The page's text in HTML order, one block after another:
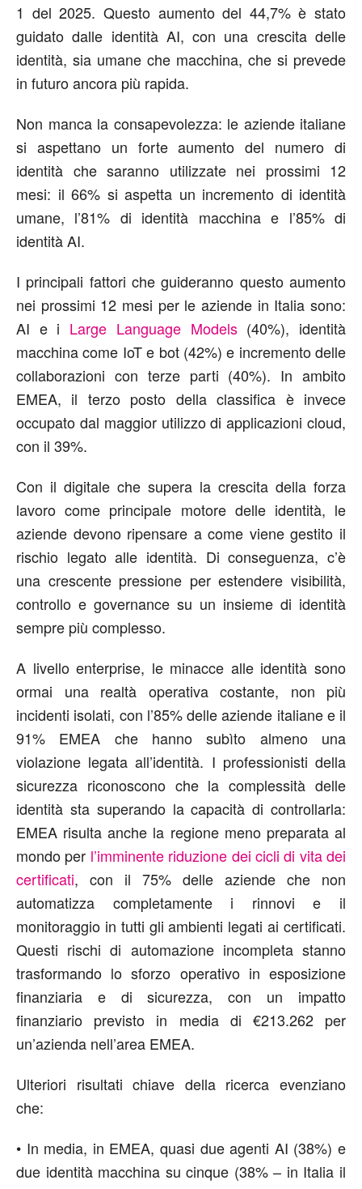
1 del 2025. Questo aumento del 44,7% è stato
guidato dalle identità AI,con una crescitadelle
identità, sia umane che macchina, che si prevede
in futuroancora più rapida.
Non manca la consapevolezza: le aziende italiane
si aspettano un forte aumento del numero di
identità che saranno utilizzatenei prossimi 12
mesi: il 66% si aspetta un incremento di identità
umane, l’81% di identità macchinae l’85%di
identità AI.
I principali fattori che guideranno questoaumento
nei prossimi 12 mesi per le aziende in Italia sono:
AI e i Large Language Models (40%), identità
macchina come IoT e bot (42%) e incremento delle
collaborazioni con terze parti (40%). Inambito
EMEA, il terzo posto della classifica èinvece
occupato dal maggior utilizzo di applicazioni cloud,
con il 39%.
Con il digitale che supera la crescita della forza
lavoro come principale motore delle identità, le
aziende devono ripensare a come viene gestito il
rischio legato alle identità. Di conseguenza, c’è
una crescente pressione per estendere visibilità,
controllo e governance su un insieme di identità
sempre più complesso.
A livello enterprise, le minacce alle identità sono
ormai una realtà operativa costante, non più
incidenti isolati, con l’85% delle aziende italiane e il
91% EMEA che hanno subìto almenouna
violazione legata all’identità. I professionisti della
sicurezza riconoscono che la complessità delle
identità sta superandola capacità di controllarla:
EMEA risulta anche la regione meno preparata al
mondo per l’imminente riduzione dei cicli di vita dei
certificati, con il 75% delle aziende che non
automatizza completamente i rinnovi e il
monitoraggio in tutti gli ambienti legati aicertificati.
Questi rischi di automazione incompleta stanno
trasformando lo sforzo operativo in esposizione
finanziaria e di sicurezza, con un impatto
finanziario previsto in media di €213.262 per
un’azienda nell’area EMEA.
Ulteriori risultati chiave della ricerca evenziano
che:
• In media, in EMEA, quasi due agenti AI (38%)e
due identità macchina su cinque (38%– in Italia il